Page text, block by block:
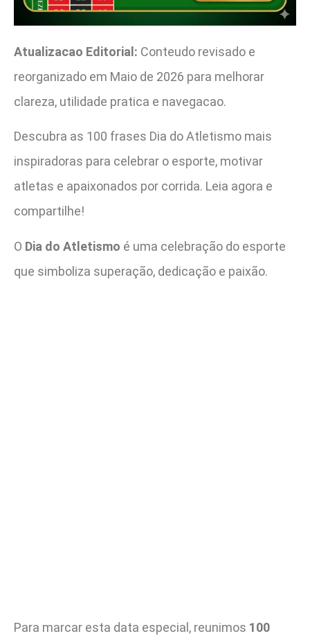
Atualizacao Editorial: Conteudo revisado e
reorganizado em Maio de 2026 para melhorar
clareza, utilidade pratica e navegacao.
Descubra as 100 frases Dia do Atletismo mais
inspiradoras para celebrar o esporte, motivar
atletas e apaixonados por corrida. Leia agora e
compartilhe!
O Dia do Atletismo é uma celebração do esporte
que simboliza superação, dedicação e paixão.
Para marcar esta data especial, reunimos 100